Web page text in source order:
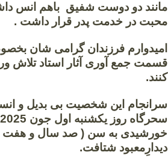
مانند دو دوست شفیق باهم انس
محبت در خدمت پدر قرار داشت .
امیدوارم فرزندان گرامی شان
قسمت جمع آوری آثار استاد تلاش
کنند.
سرانجام این شخصیت بی بدیل و
خورشیدی به سن ( صد سال و هفت
دیدارِمعبود شتافت.